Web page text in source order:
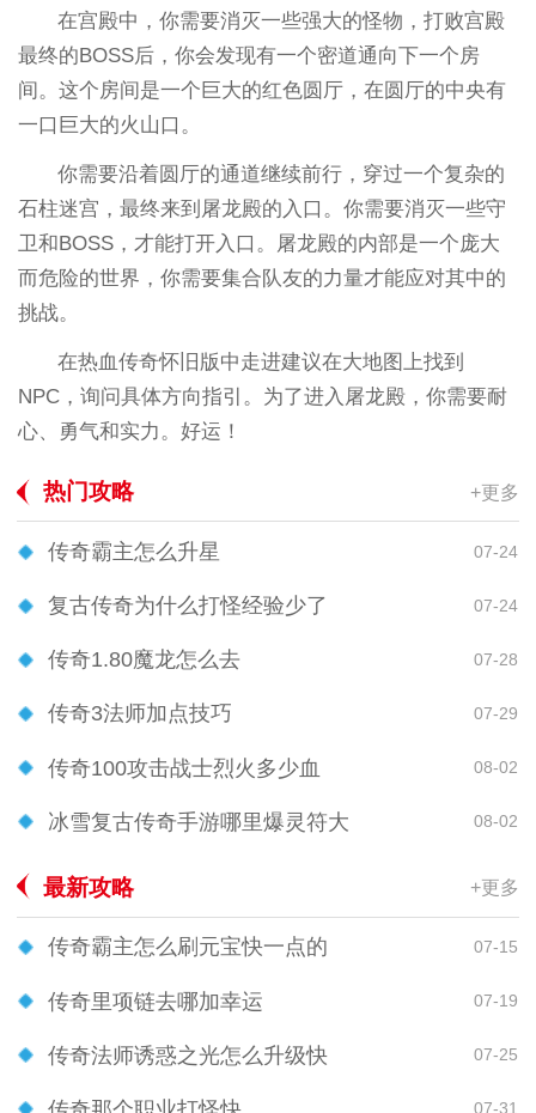
在宫殿中，你需要消灭一些强大的怪物，打败宫殿
最终的BOSS后，你会发现有一个密道通向下一个房
间。这个房间是一个巨大的红色圆厅，在圆厅的中央有
一口巨大的火山口。
你需要沿着圆厅的通道继续前行，穿过一个复杂的
石柱迷宫，最终来到屠龙殿的入口。你需要消灭一些守
卫和BOSS，才能打开入口。屠龙殿的内部是一个庞大
而危险的世界，你需要集合队友的力量才能应对其中的
挑战。
在热血传奇怀旧版中走进建议在大地图上找到
NPC，询问具体方向指引。为了进入屠龙殿，你需要耐
心、勇气和实力。好运！
热门攻略 +更多
传奇霸主怎么升星 07-24
复古传奇为什么打怪经验少了 07-24
传奇1.80魔龙怎么去 07-28
传奇3法师加点技巧 07-29
传奇100攻击战士烈火多少血 08-02
冰雪复古传奇手游哪里爆灵符大 08-02
最新攻略 +更多
传奇霸主怎么刷元宝快一点的 07-15
传奇里项链去哪加幸运 07-19
传奇法师诱惑之光怎么升级快 07-25
07-31